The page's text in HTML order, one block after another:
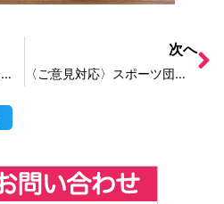
〈ご意見対応〉スポーツセンター近くの道路が陥没している
次へ
〈ご意見対応〉スポーツ団体に学校体育館のクーラーを貸し出ししてほしい